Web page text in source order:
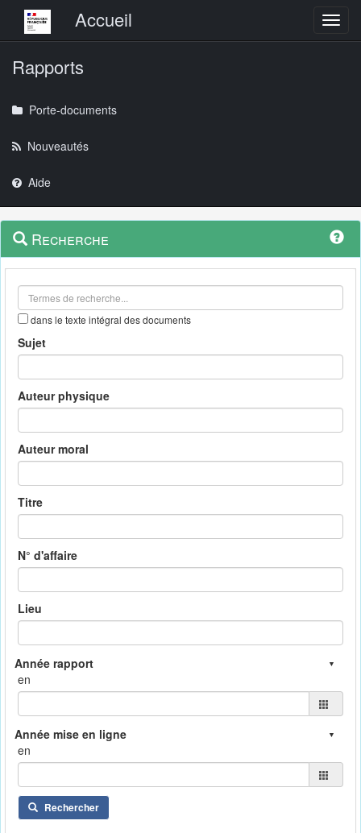
Menu principalAccueil
Rapports
Porte-documents
Nouveautés
Aide
Navigation
outils
Menu
contextuel
Recherche
dans le texte intégral des documents
Sujet
Auteur physique
Auteur moral
Titre
N° d'affaire
Lieu
en
en
Rechercher